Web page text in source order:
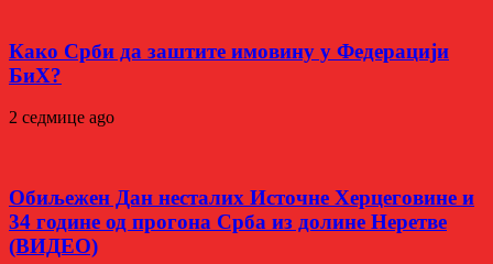
Како Срби да заштите имовину у Федерацији
БиХ?
2 седмице ago
Обиљежен Дан несталих Источне Херцеговине и
34 године од прогона Срба из долине Неретве
(ВИДЕО)